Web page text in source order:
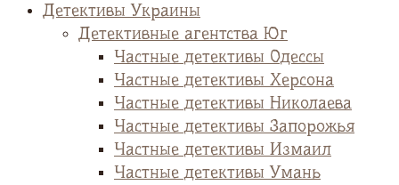
Детективы Украины
Детективные агентства Юг
Частные детективы Одессы
Частные детективы Херсона
Частные детективы Николаева
Частные детективы Запорожья
Частные детективы Измаил
Частные детективы Умань